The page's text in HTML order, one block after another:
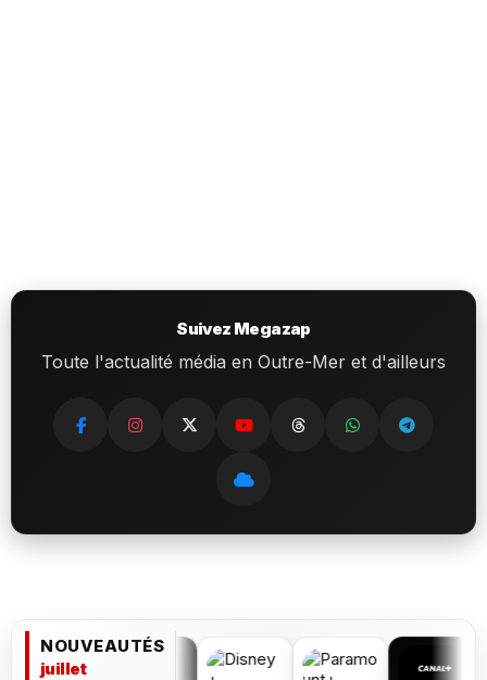
Suivez Megazap
Toute l'actualité média en Outre-Mer et d'ailleurs
NOUVEAUTÉS
juillet